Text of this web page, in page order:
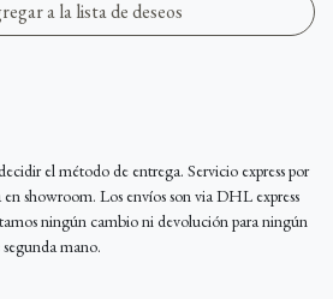
a la lista de deseos
el método de entrega. Servicio express por
showroom. Los envíos son via DHL express
ningún cambio ni devolución para ningún
mano.